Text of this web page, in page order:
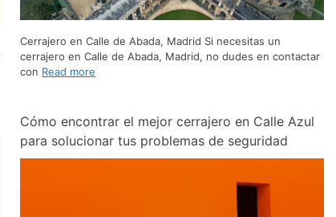
Cerrajero en Calle de Abada, Madrid Si necesitas un
cerrajero en Calle de Abada, Madrid, no dudes en contactar
con Read more
Cómo encontrar el mejor cerrajero en Calle Azul
para solucionar tus problemas de seguridad